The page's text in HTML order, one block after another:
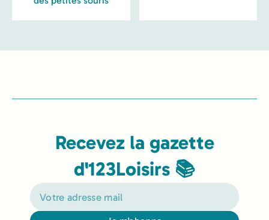
Recevez la gazette
d'123Loisirs 📚